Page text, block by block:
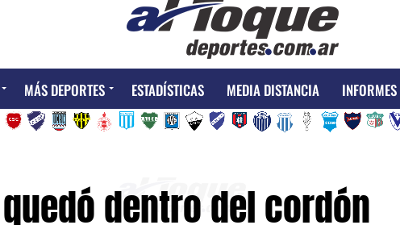
MÁS DEPORTES ESTADÍSTICAS MEDIA DISTANCIA
dentro del cordón